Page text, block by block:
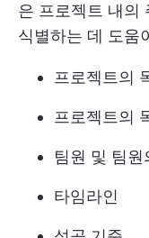
은 프로젝트 내의
식별하는 데 도움
프로젝트의
프로젝트의
팀원 및 팀원
타임라인